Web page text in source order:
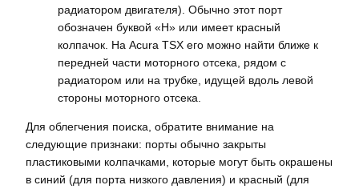
радиатором двигателя). Обычно этот порт
обозначен буквой «H» или имеет красный
колпачок. На Acura TSX его можно найти ближе к
передней части моторного отсека, рядом с
радиатором или на трубке, идущей вдоль левой
стороны моторного отсека.
Для облегчения поиска, обратите внимание на
следующие признаки: порты обычно закрыты
пластиковыми колпачками, которые могут быть окрашены
в синий (для порта низкого давления) и красный (для